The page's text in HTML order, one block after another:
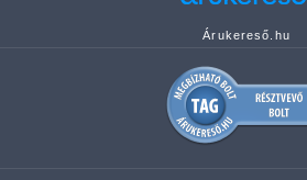
Árukereső.hu